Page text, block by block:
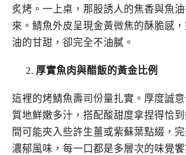
炙烤。一上桌，那股誘人的焦香與魚
來。鯖魚外皮呈現金黃微焦的酥脆感
油的甘甜，卻完全不油膩。
厚實魚肉與醋飯的黃金比例
這裡的烤鯖魚壽司份量扎實。厚度誠意
質地鮮嫩多汁，搭配酸甜度拿捏得恰
間可能夾入些許生薑或紫蘇葉點綴，
濃郁風味，每一口都是多層次的味覺饗